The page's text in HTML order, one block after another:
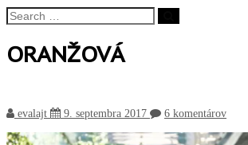
ORANŽOVÁ
evalajt 9. septembra 2017 6 komentárov